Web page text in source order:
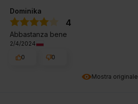
Mostra originale
Dominika
4
Abbastanza bene
2/4/2024
0
0